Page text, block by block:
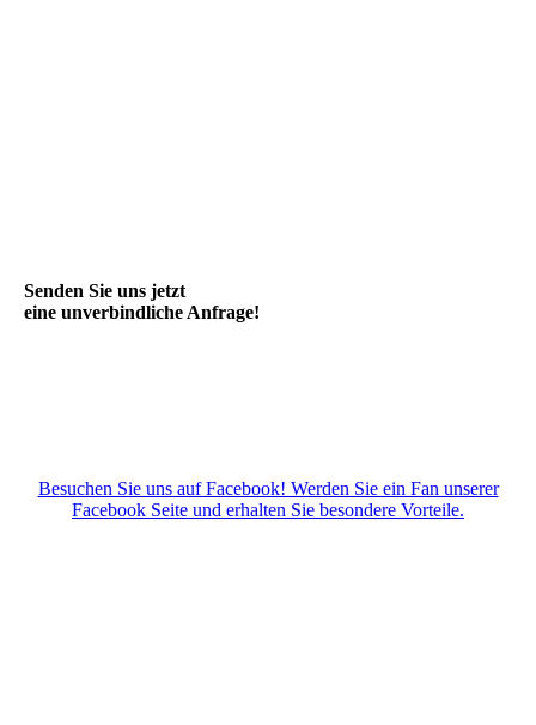
Senden Sie uns jetzt
eine unverbindliche Anfrage!
Besuchen Sie uns auf Facebook! Werden Sie ein Fan unserer
Facebook Seite und erhalten Sie besondere Vorteile.